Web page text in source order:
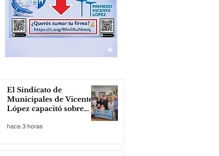
El Sindicato de
Municipales de Vicente
López capacitó sobre
hace 3 horas